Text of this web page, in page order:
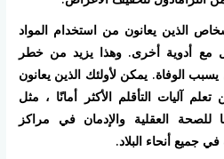
الذين يعانون من استخدام المواد
مع أدوية أخرى. وهذا يزيد من خطر
يسبب الوفاة. يمكن لأولئك الذين يعانون
آليات التأقلم الأكثر أمانًا ، مثل
للصحة العقلية والإدمان في مراكز
جميع أنحاء البلاد.